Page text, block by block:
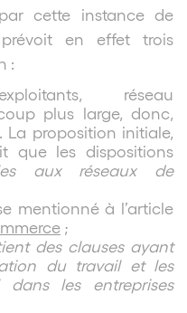
cette instance de
en effet trois
:
réseau
plus large, donc,
proposition initiale,
que les dispositions
aux réseaux de
mentionné à l’article
;
des clauses ayant
du travail et les
les entreprises